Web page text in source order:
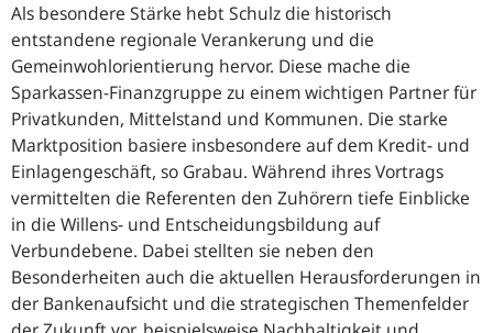
Als besondere Stärke hebt Schulz die historisch
entstandene regionale Verankerung und die
Gemeinwohlorientierung hervor. Diese mache die
Sparkassen-Finanzgruppe zu einem wichtigen Partner für
Privatkunden, Mittelstand und Kommunen. Die starke
Marktposition basiere insbesondere auf dem Kredit- und
Einlagengeschäft, so Grabau. Während ihres Vortrags
vermittelten die Referenten den Zuhörern tiefe Einblicke
in die Willens- und Entscheidungsbildung auf
Verbundebene. Dabei stellten sie neben den
Besonderheiten auch die aktuellen Herausforderungen in
der Bankenaufsicht und die strategischen Themenfelder